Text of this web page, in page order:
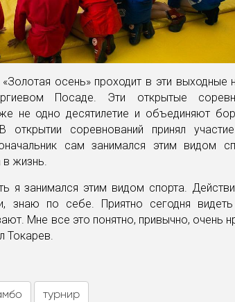
осень» проходит в эти выходные
Посаде. Эти открытые
не одно десятилетие и объединяют
соревнований принял
сам занимался этим видом
в жизнь.
я занимался этим видом спорта.
знаю по себе. Приятно сегодня видеть
Мне все это понятно, привычно, очень
Токарев.
турнир